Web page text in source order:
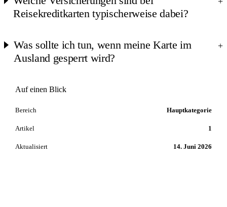
Reisekreditkarten typischerweise dabei?
Was sollte ich tun, wenn meine Karte im
Ausland gesperrt wird?
+
Auf einen Blick
Bereich Hauptkategorie
Artikel 1
Aktualisiert 14. Juni 2026